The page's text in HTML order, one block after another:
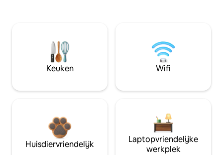
Keuken Wifi
Huisdiervriendelijk
Laptopvriendelijke
werkplek